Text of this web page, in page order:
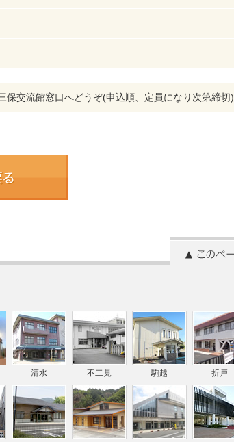
交流館窓口へどうぞ(申込順、定員になり次第締切)
清水 不二見 駒越 折戸